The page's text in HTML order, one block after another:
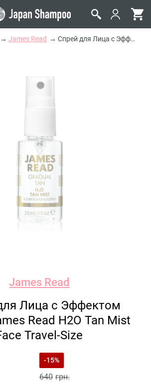
James Read Спрей для Лица с Эффектом Загара James Read H2O Tan Mist Face Travel-Size
James Read
Лица с Эффектом
Read H2O Tan Mist
Travel-Size
-15%
640 грн.